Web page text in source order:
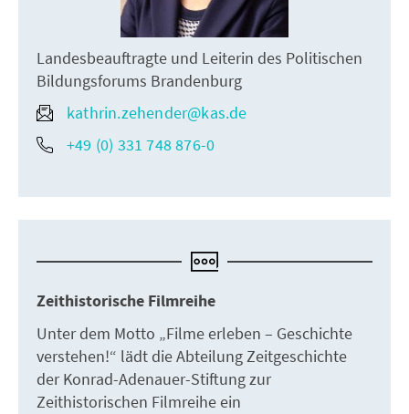
Landesbeauftragte und Leiterin des Politischen
Bildungsforums Brandenburg
kathrin.zehender@kas.de
+49 (0) 331 748 876-0
Zeithistorische Filmreihe
Unter dem Motto „Filme erleben – Geschichte
verstehen!“ lädt die Abteilung Zeitgeschichte
der Konrad-Adenauer-Stiftung zur
Zeithistorischen Filmreihe ein